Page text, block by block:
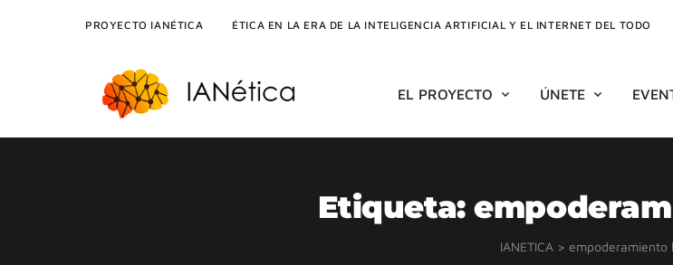
PROYECTO IANÉTICA ÉTICA EN LA ERA DE LA INTELIGENCIA ARTIFICIAL Y EL INTERNET DEL TODO
EL PROYECTO ÚNETE
Etiqueta:
IANETICA > empoderamiento